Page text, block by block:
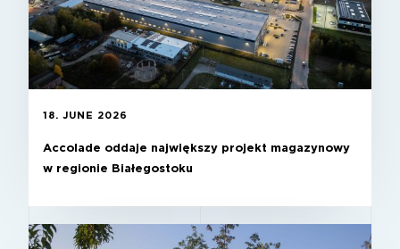
18. JUNE 2026
Accolade oddaje największy projekt magazynowy
w regionie Białegostoku